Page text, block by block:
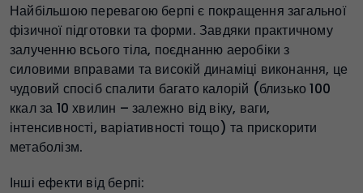
Найбільшою перевагою берпі є покращення загальної
фізичної підготовки та форми. Завдяки практичному
залученню всього тіла, поєднанню аеробіки з
силовими вправами та високій динаміці виконання, це
чудовий спосіб спалити багато калорій (близько 100
ккал за 10 хвилин – залежно від віку, ваги,
інтенсивності, варіативності тощо) та прискорити
метаболізм.
Інші ефекти від берпі: